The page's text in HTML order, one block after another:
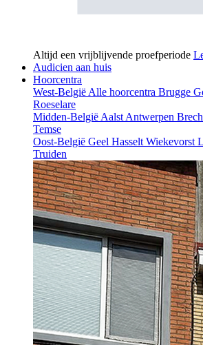
Altijd een vrijblijvende proefperiode
Audicien aan huis
Hoorcentra
West-België Alle hoorcentra Brugge
Roeselare
Midden-België Aalst Antwerpen
Temse
Oost-België Geel Hasselt Wiekevorst
Truiden